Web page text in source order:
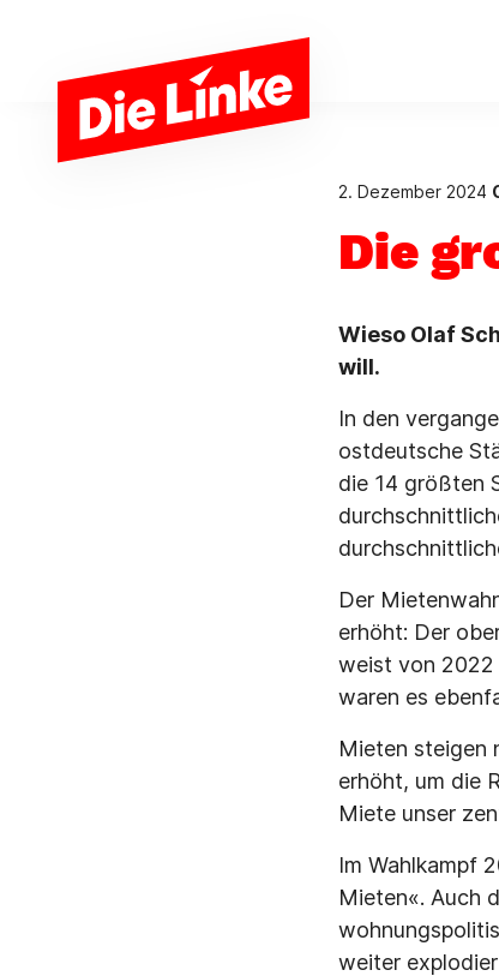
2. Dezember 2024
Die
Wieso Olaf
will.
In den
ostdeutsche
die 14 größten
Der
erhöht: Der
weist von 2022
waren es
Mieten steigen
erhöht, um die
Miete unser
Im Wahlkampf
Mieten«. Auch
weiter